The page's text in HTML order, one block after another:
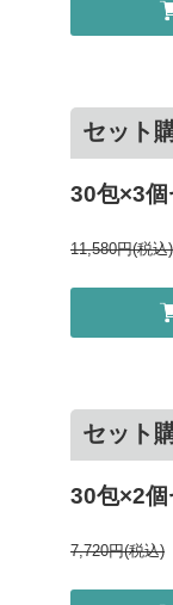
セット
30包×3個
11,580円(税込)
セット
30包×2個
7,720円(税込)